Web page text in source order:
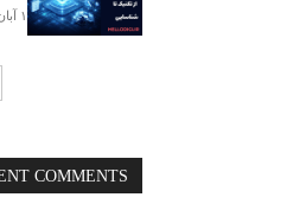
۱ آبان, ۱۳۹۷
COMMENTS